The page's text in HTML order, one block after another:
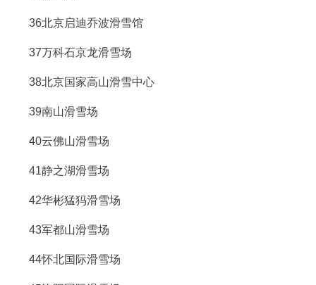
36北京启迪乔波滑雪馆
37万科石京龙滑雪场
38北京国家高山滑雪中心
39南山滑雪场
40云佛山滑雪场
41静之湖滑雪场
42华彬猛犸滑雪场
43军都山滑雪场
44怀北国际滑雪场